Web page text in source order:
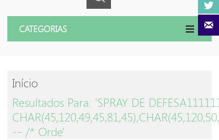
CATEGORIAS
Início
Resultados Para: 'SPRAY DE
-- /* Orde'